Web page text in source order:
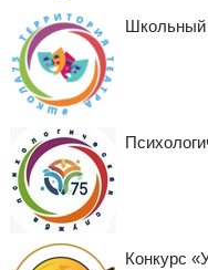
Школьный
Конкурс